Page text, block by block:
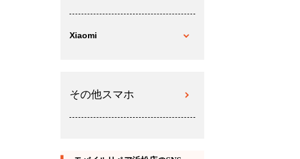
Xiaomi
その他スマホ